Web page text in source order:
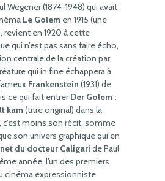
Wegener (1874-1948) qui avait
Le Golem en 1915 (une
revient en 1920 à cette
qui n’est pas sans faire écho,
centrale de la création par
qui in fine échappera à
Frankenstein (1931) de
ce qui fait entrerDer Golem :
kam(titre original) dans la
c’est moins son récit, somme
son univers graphique qui en
du docteur Caligari de Paul
année, l’un des premiers
cinéma expressionniste